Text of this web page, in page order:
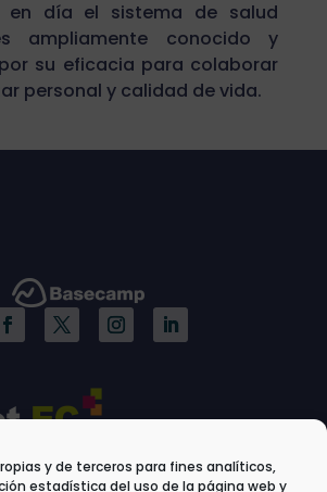
y de terceros para fines analíticos,
estadística del uso de la página web y
en día el sistema de salud
ampliamente conocido y
su eficacia para colaborar
personal y calidad de vida.